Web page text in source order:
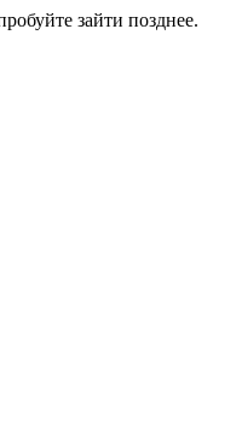
зайти позднее.